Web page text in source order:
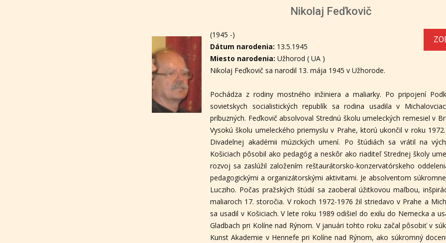
Nikolaj Feďkovič
(1945 -)
Dátum narodenia: 13.5.1945
Miesto narodenia:Užhorod ( UA )
Nikolaj Feďkovič sa narodil 13. mája 1945 v Užhorode.
Pochádza z rodiny mostného inžiniera a maliarky. Po pripojení
sovietskych socialistických republík sa rodina usadila v
príbuzných. Feďkovič absolvoval Strednú školu umeleckých remesiel v
Vysokú školu umeleckého priemyslu v Prahe, ktorú ukončil v roku
Divadelnej akadémii múzických umení. Po štúdiách sa vrátil na
Košiciach pôsobil ako pedagóg a neskôr ako riaditeľ Strednej školy
rozvoj sa zaslúžil založením reštaurátorsko-konzervatórskeho
pedagogickými a organizátorskými aktivitami. Je absolventom
Lucziho. Počas pražských štúdií sa zaoberal úžitkovou maľbou,
maliaroch 17. storočia. V rokoch 1972-1976 žil striedavo v Prahe a
sa usadil v Košiciach. V lete roku 1989 odišiel do exilu do Nemecka a
Gladbach pri Kolíne nad Rýnom. V januári tohto roku začal pôsobiť v
Kunst Akademie v Hennefe pri Kolíne nad Rýnom, ako súkromný